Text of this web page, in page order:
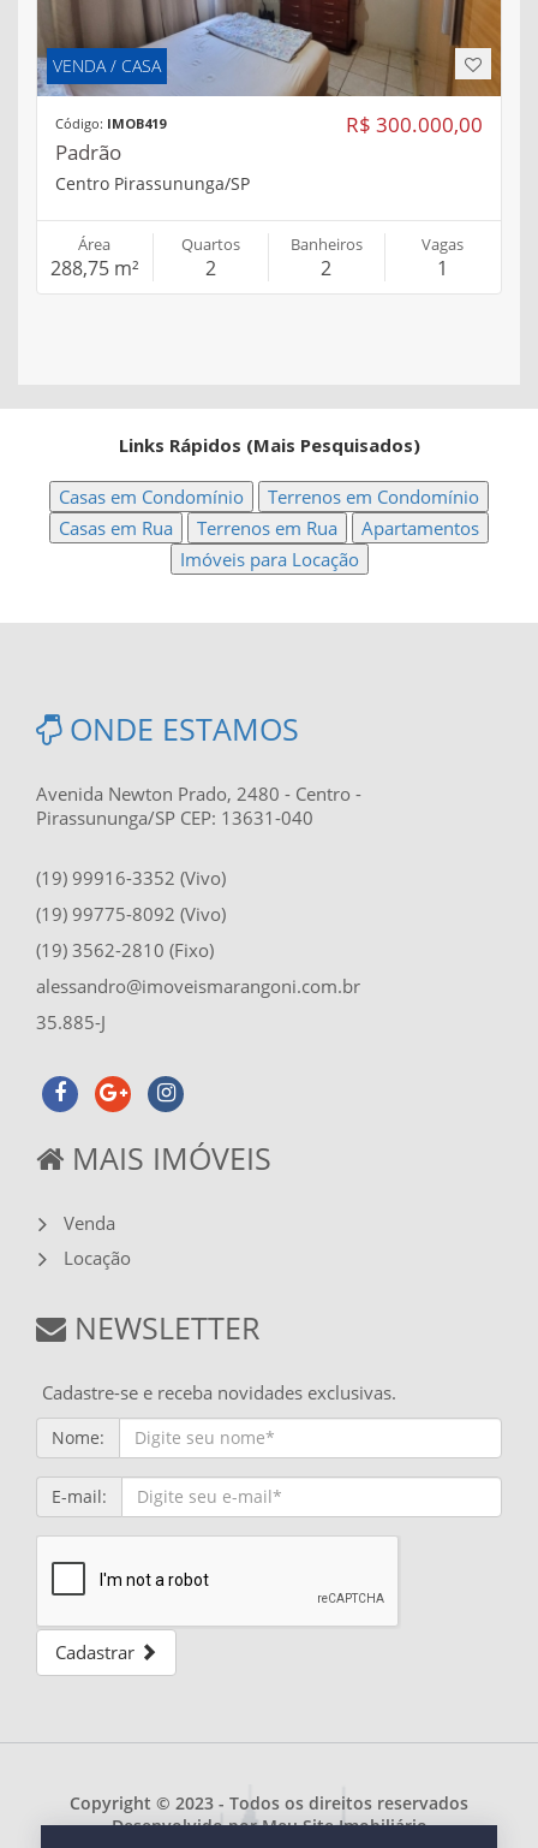
VENDA / CASA
R$ 300.000,00
Código: IMOB419
Padrão
Centro Pirassununga/SP
Área
288,75 m²
Quartos
2
Banheiros
2
Vagas
1
Links Rápidos (Mais Pesquisados)
Casas em Condomínio
Terrenos em Condomínio
Casas em Rua
Terrenos em Rua
Apartamentos
Imóveis para Locação
ONDE ESTAMOS
Avenida Newton Prado, 2480 - Centro -
Pirassununga/SP CEP: 13631-040
(19) 99916-3352 (Vivo)
(19) 99775-8092 (Vivo)
(19) 3562-2810 (Fixo)
alessandro@imoveismarangoni.com.br
35.885-J
MAIS IMÓVEIS
Venda
Locação
NEWSLETTER
Cadastre-se e receba novidades exclusivas.
Nome:
E-mail:
Cadastrar
Copyright © 2023 - Todos os direitos reservados
Desenvolvido porMeu Site Imobiliário